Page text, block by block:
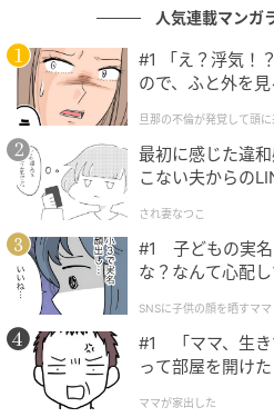
出典：YouTube
グルグルグルグル・・・。 ヒ
気配がありません！！
スピンの勢いがありすぎ
ボールをくわえてリビングで
イ。
人気連載マンガ
#1 「え？浮気！
ので、ふと外を
クチャにしてや
旦那の不倫が発覚して頭
最初に感じた違
こない夫からの
され妻なつこ
#1 子どもの実名
な？なんて心配し
SNSに子供の顔を晒すママ
#1 「ママ、生き
って部屋を開けた
ママが家出した